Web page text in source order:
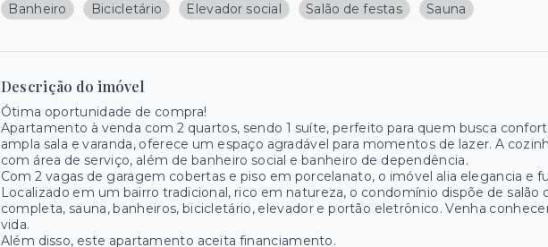
Banheiro Bicicletário Elevador social Salão de festas Sauna
Descrição do imóvel
Ótima oportunidade de compra!
Apartamento à venda com 2 quartos, sendo 1 suíte, perfeito para quem busca
ampla sala e varanda, oferece um espaço agradável para momentos de lazer. A
com área de serviço, além de banheiro social e banheiro de dependência.
Com 2 vagas de garagem cobertas e piso em porcelanato, o imóvel alia elegancia e
Localizado em um bairro tradicional, rico em natureza, o condomínio dispõe de salão
completa, sauna, banheiros, bicicletário, elevador e portão eletrônico. Venha
vida.
Além disso, este apartamento aceita financiamento.